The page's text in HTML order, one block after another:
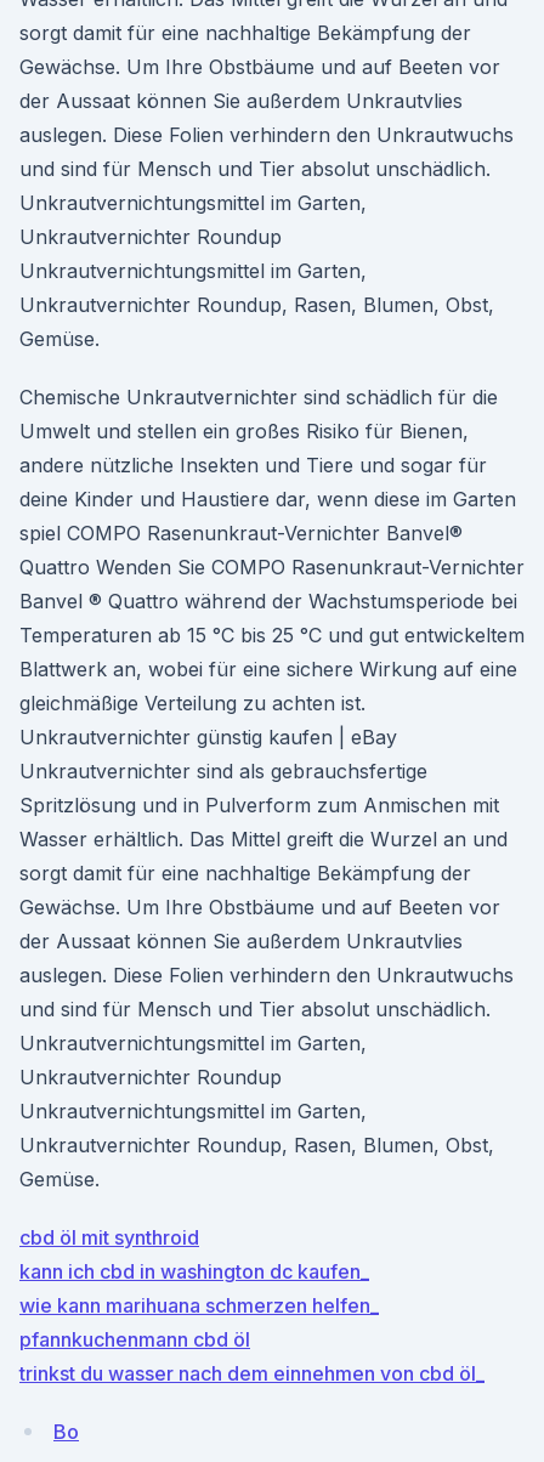
sorgt damit für eine nachhaltige Bekämpfung der
Gewächse. Um Ihre Obstbäume und auf Beeten vor
der Aussaat können Sie außerdem Unkrautvlies
auslegen. Diese Folien verhindern den Unkrautwuchs
und sind für Mensch und Tier absolut unschädlich.
Unkrautvernichtungsmittel im Garten,
Unkrautvernichter Roundup
Unkrautvernichtungsmittel im Garten,
Unkrautvernichter Roundup, Rasen, Blumen, Obst,
Gemüse.
Chemische Unkrautvernichter sind schädlich für die
Umwelt und stellen ein großes Risiko für Bienen,
andere nützliche Insekten und Tiere und sogar für
deine Kinder und Haustiere dar, wenn diese im Garten
spiel COMPO Rasenunkraut-Vernichter Banvel®
Quattro Wenden Sie COMPO Rasenunkraut-Vernichter
Banvel ® Quattro während der Wachstumsperiode bei
Temperaturen ab 15 °C bis 25 °C und gut entwickeltem
Blattwerk an, wobei für eine sichere Wirkung auf eine
gleichmäßige Verteilung zu achten ist.
Unkrautvernichter günstig kaufen | eBay
Unkrautvernichter sind als gebrauchsfertige
Spritzlösung und in Pulverform zum Anmischen mit
Wasser erhältlich. Das Mittel greift die Wurzel an und
sorgt damit für eine nachhaltige Bekämpfung der
Gewächse. Um Ihre Obstbäume und auf Beeten vor
der Aussaat können Sie außerdem Unkrautvlies
auslegen. Diese Folien verhindern den Unkrautwuchs
und sind für Mensch und Tier absolut unschädlich.
Unkrautvernichtungsmittel im Garten,
Unkrautvernichter Roundup
Unkrautvernichtungsmittel im Garten,
Unkrautvernichter Roundup, Rasen, Blumen, Obst,
Gemüse.
cbd öl mit synthroid
kann ich cbd in washington dc kaufen_
wie kann marihuana schmerzen helfen_
pfannkuchenmann cbd öl
trinkst du wasser nach dem einnehmen von cbd öl_
Bo